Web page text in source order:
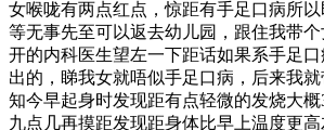
女喉咙有两点红点，惊距有手足口病所
等无事先至可以返去幼儿园，跟住我带
开的内科医生望左一下距话如果系手足
出的，睇我女就唔似手足口病，后来我
知今早起身时发现距有点轻微的发烧大
九点几再摸距发现距身体比早上温度更